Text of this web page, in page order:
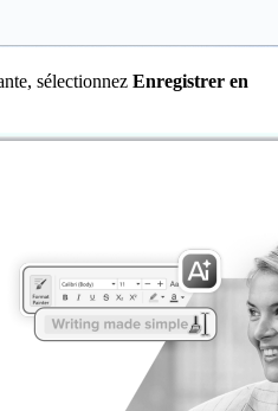
sélectionnez Enregistrer en